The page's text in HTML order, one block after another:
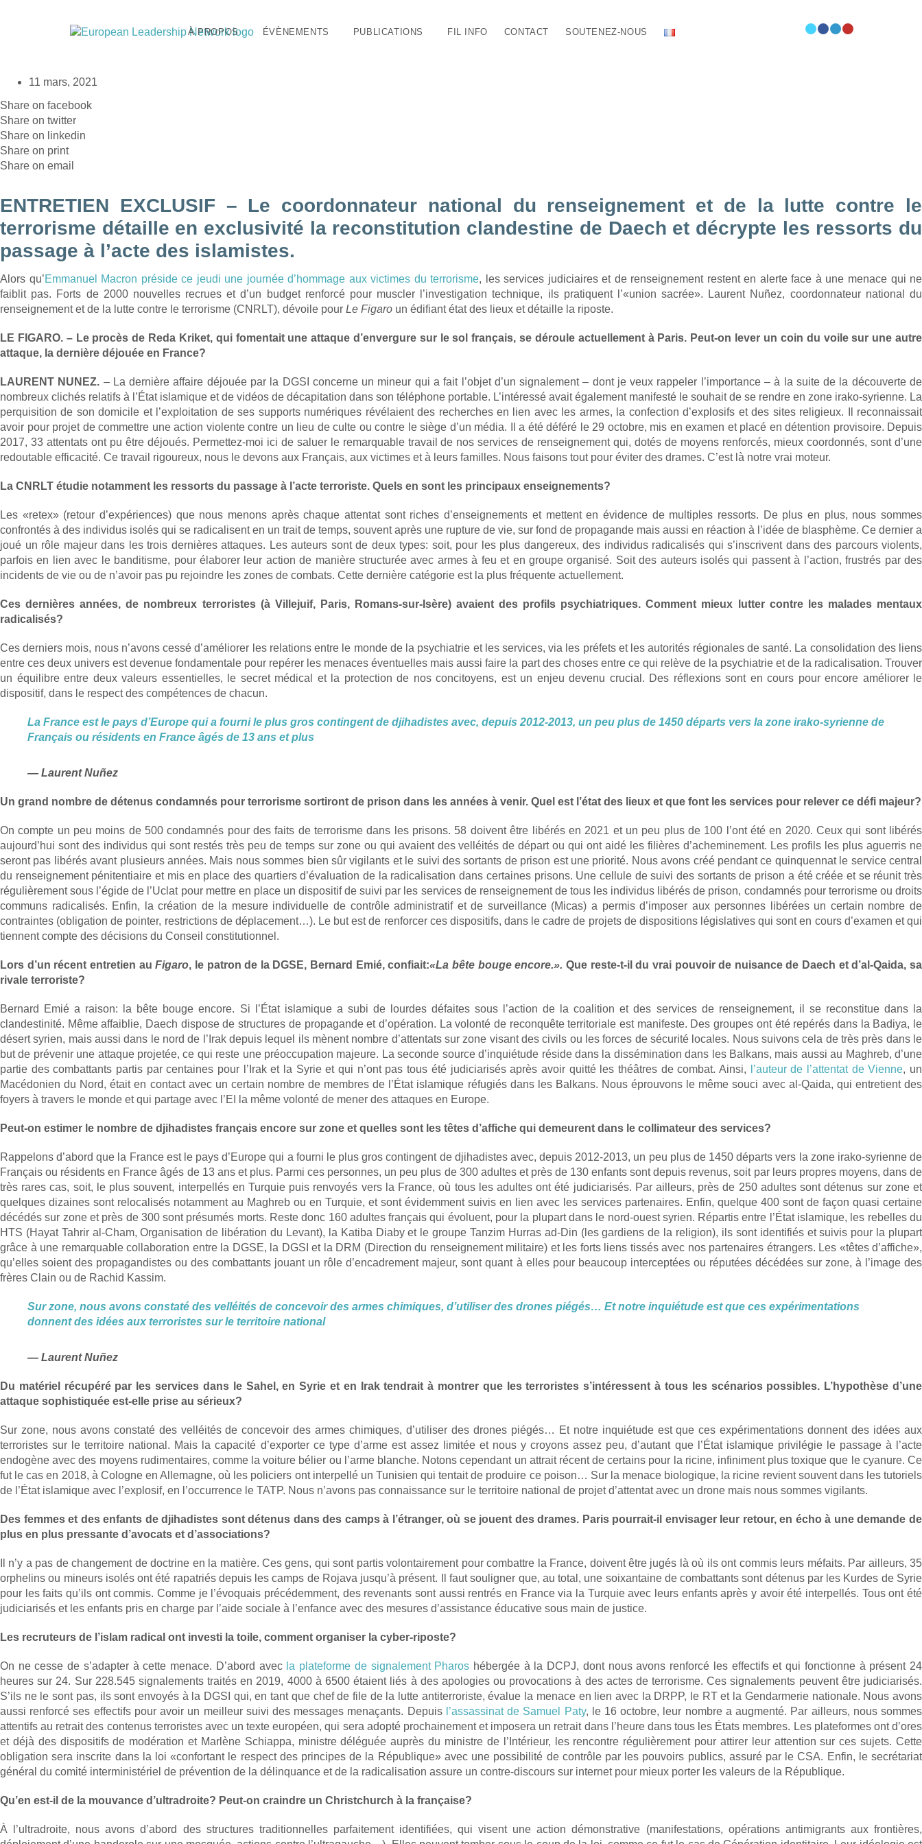
À PROPOS ÉVÈNEMENTS PUBLICATIONS FIL INFO CONTACT SOUTENEZ-NOUS
11 mars, 2021
Share on facebook
Share on twitter
Share on linkedin
Share on print
Share on email
ENTRETIEN EXCLUSIF – Le coordonnateur national du renseignement et de la lutte contre le
terrorisme détaille en exclusivité la reconstitution clandestine de Daech et décrypte les ressorts du
passage à l’acte des islamistes.
Alors qu’Emmanuel Macron préside ce jeudi une journée d’hommage aux victimes du terrorisme, les services judiciaires et de renseignement restent en alerte face à une menace qui ne
faiblit pas. Forts de 2000 nouvelles recrues et d’un budget renforcé pour muscler l’investigation technique, ils pratiquent l’«union sacrée». Laurent Nuñez, coordonnateur national du
renseignement et de la lutte contre le terrorisme (CNRLT), dévoile pour Le Figaro un édifiant état des lieux et détaille la riposte.
LE FIGARO. – Le procès de Reda Kriket, qui fomentait une attaque d’envergure sur le sol français, se déroule actuellement à Paris. Peut-on lever un coin du voile sur une autre
attaque, la dernière déjouée en France?
LAURENT NUNEZ. – La dernière affaire déjouée par la DGSI concerne un mineur qui a fait l’objet d’un signalement – dont je veux rappeler l’importance – à la suite de la découverte de
nombreux clichés relatifs à l’État islamique et de vidéos de décapitation dans son téléphone portable. L’intéressé avait également manifesté le souhait de se rendre en zone irako-syrienne. La
perquisition de son domicile et l’exploitation de ses supports numériques révélaient des recherches en lien avec les armes, la confection d’explosifs et des sites religieux. Il reconnaissait
avoir pour projet de commettre une action violente contre un lieu de culte ou contre le siège d’un média. Il a été déféré le 29 octobre, mis en examen et placé en détention provisoire. Depuis
2017, 33 attentats ont pu être déjoués. Permettez-moi ici de saluer le remarquable travail de nos services de renseignement qui, dotés de moyens renforcés, mieux coordonnés, sont d’une
redoutable efficacité. Ce travail rigoureux, nous le devons aux Français, aux victimes et à leurs familles. Nous faisons tout pour éviter des drames. C’est là notre vrai moteur.
La CNRLT étudie notamment les ressorts du passage à l’acte terroriste. Quels en sont les principaux enseignements?
Les «retex» (retour d’expériences) que nous menons après chaque attentat sont riches d’enseignements et mettent en évidence de multiples ressorts. De plus en plus, nous sommes
confrontés à des individus isolés qui se radicalisent en un trait de temps, souvent après une rupture de vie, sur fond de propagande mais aussi en réaction à l’idée de blasphème. Ce dernier a
joué un rôle majeur dans les trois dernières attaques. Les auteurs sont de deux types: soit, pour les plus dangereux, des individus radicalisés qui s’inscrivent dans des parcours violents,
parfois en lien avec le banditisme, pour élaborer leur action de manière structurée avec armes à feu et en groupe organisé. Soit des auteurs isolés qui passent à l’action, frustrés par des
incidents de vie ou de n’avoir pas pu rejoindre les zones de combats. Cette dernière catégorie est la plus fréquente actuellement.
Ces dernières années, de nombreux terroristes (à Villejuif, Paris, Romans-sur-Isère) avaient des profils psychiatriques. Comment mieux lutter contre les malades mentaux
radicalisés?
Ces derniers mois, nous n’avons cessé d’améliorer les relations entre le monde de la psychiatrie et les services, via les préfets et les autorités régionales de santé. La consolidation des liens
entre ces deux univers est devenue fondamentale pour repérer les menaces éventuelles mais aussi faire la part des choses entre ce qui relève de la psychiatrie et de la radicalisation. Trouver
un équilibre entre deux valeurs essentielles, le secret médical et la protection de nos concitoyens, est un enjeu devenu crucial. Des réflexions sont en cours pour encore améliorer le
dispositif, dans le respect des compétences de chacun.
La France est le pays d’Europe qui a fourni le plus gros contingent de djihadistes avec, depuis 2012-2013, un peu plus de 1450 départs vers la zone irako-syrienne de
Français ou résidents en France âgés de 13 ans et plus
Laurent Nuñez
Un grand nombre de détenus condamnés pour terrorisme sortiront de prison dans les années à venir. Quel est l’état des lieux et que font les services pour relever ce défi majeur?
On compte un peu moins de 500 condamnés pour des faits de terrorisme dans les prisons. 58 doivent être libérés en 2021 et un peu plus de 100 l’ont été en 2020. Ceux qui sont libérés
aujourd’hui sont des individus qui sont restés très peu de temps sur zone ou qui avaient des velléités de départ ou qui ont aidé les filières d’acheminement. Les profils les plus aguerris ne
seront pas libérés avant plusieurs années. Mais nous sommes bien sûr vigilants et le suivi des sortants de prison est une priorité. Nous avons créé pendant ce quinquennat le service central
du renseignement pénitentiaire et mis en place des quartiers d’évaluation de la radicalisation dans certaines prisons. Une cellule de suivi des sortants de prison a été créée et se réunit très
régulièrement sous l’égide de l’Uclat pour mettre en place un dispositif de suivi par les services de renseignement de tous les individus libérés de prison, condamnés pour terrorisme ou droits
communs radicalisés. Enfin, la création de la mesure individuelle de contrôle administratif et de surveillance (Micas) a permis d’imposer aux personnes libérées un certain nombre de
contraintes (obligation de pointer, restrictions de déplacement…). Le but est de renforcer ces dispositifs, dans le cadre de projets de dispositions législatives qui sont en cours d’examen et qui
tiennent compte des décisions du Conseil constitutionnel.
Lors d’un récent entretien auFigaro, le patron de la DGSE, Bernard Emié, confiait:«La bête bouge encore.». Que reste-t-il du vrai pouvoir de nuisance de Daech et d’al-Qaida, sa
rivale terroriste?
Bernard Emié a raison: la bête bouge encore. Si l’État islamique a subi de lourdes défaites sous l’action de la coalition et des services de renseignement, il se reconstitue dans la
clandestinité. Même affaiblie, Daech dispose de structures de propagande et d’opération. La volonté de reconquête territoriale est manifeste. Des groupes ont été repérés dans la Badiya, le
désert syrien, mais aussi dans le nord de l’Irak depuis lequel ils mènent nombre d’attentats sur zone visant des civils ou les forces de sécurité locales. Nous suivons cela de très près dans le
but de prévenir une attaque projetée, ce qui reste une préoccupation majeure. La seconde source d’inquiétude réside dans la dissémination dans les Balkans, mais aussi au Maghreb, d’une
partie des combattants partis par centaines pour l’Irak et la Syrie et qui n’ont pas tous été judiciarisés après avoir quitté les théâtres de combat. Ainsi,
l’auteur de l’attentat de Vienne, un
Macédonien du Nord, était en contact avec un certain nombre de membres de l’État islamique réfugiés dans les Balkans. Nous éprouvons le même souci avec al-Qaida, qui entretient des
foyers à travers le monde et qui partage avec l’EI la même volonté de mener des attaques en Europe.
Peut-on estimer le nombre de djihadistes français encore sur zone et quelles sont les têtes d’affiche qui demeurent dans le collimateur des services?
Rappelons d’abord que la France est le pays d’Europe qui a fourni le plus gros contingent de djihadistes avec, depuis 2012-2013, un peu plus de 1450 départs vers la zone irako-syrienne de
Français ou résidents en France âgés de 13 ans et plus. Parmi ces personnes, un peu plus de 300 adultes et près de 130 enfants sont depuis revenus, soit par leurs propres moyens, dans de
très rares cas, soit, le plus souvent, interpellés en Turquie puis renvoyés vers la France, où tous les adultes ont été judiciarisés. Par ailleurs, près de 250 adultes sont détenus sur zone et
quelques dizaines sont relocalisés notamment au Maghreb ou en Turquie, et sont évidemment suivis en lien avec les services partenaires. Enfin, quelque 400 sont de façon quasi certaine
décédés sur zone et près de 300 sont présumés morts. Reste donc 160 adultes français qui évoluent, pour la plupart dans le nord-ouest syrien. Répartis entre l’État islamique, les rebelles du
HTS (Hayat Tahrir al-Cham, Organisation de libération du Levant), la Katiba Diaby et le groupe Tanzim Hurras ad-Din (les gardiens de la religion), ils sont identifiés et suivis pour la plupart
grâce à une remarquable collaboration entre la DGSE, la DGSI et la DRM (Direction du renseignement militaire) et les forts liens tissés avec nos partenaires étrangers. Les «têtes d’affiche»,
qu’elles soient des propagandistes ou des combattants jouant un rôle d’encadrement majeur, sont quant à elles pour beaucoup interceptées ou réputées décédées sur zone, à l’image des
frères Clain ou de Rachid Kassim.
Sur zone, nous avons constaté des velléités de concevoir des armes chimiques, d’utiliser des drones piégés… Et notre inquiétude est que ces expérimentations
donnent des idées aux terroristes sur le territoire national
Laurent Nuñez
Du matériel récupéré par les services dans le Sahel, en Syrie et en Irak tendrait à montrer que les terroristes s’intéressent à tous les scénarios possibles. L’hypothèse d’une
attaque sophistiquée est-elle prise au sérieux?
Sur zone, nous avons constaté des velléités de concevoir des armes chimiques, d’utiliser des drones piégés… Et notre inquiétude est que ces expérimentations donnent des idées aux
terroristes sur le territoire national. Mais la capacité d’exporter ce type d’arme est assez limitée et nous y croyons assez peu, d’autant que l’État islamique privilégie le passage à l’acte
endogène avec des moyens rudimentaires, comme la voiture bélier ou l’arme blanche. Notons cependant un attrait récent de certains pour la ricine, infiniment plus toxique que le cyanure. Ce
fut le cas en 2018, à Cologne en Allemagne, où les policiers ont interpellé un Tunisien qui tentait de produire ce poison… Sur la menace biologique, la ricine revient souvent dans les tutoriels
de l’État islamique avec l’explosif, en l’occurrence le TATP. Nous n’avons pas connaissance sur le territoire national de projet d’attentat avec un drone mais nous sommes vigilants.
Des femmes et des enfants de djihadistes sont détenus dans des camps à l’étranger, où se jouent des drames. Paris pourrait-il envisager leur retour, en écho à une demande de
plus en plus pressante d’avocats et d’associations?
Il n’y a pas de changement de doctrine en la matière. Ces gens, qui sont partis volontairement pour combattre la France, doivent être jugés là où ils ont commis leurs méfaits. Par ailleurs, 35
orphelins ou mineurs isolés ont été rapatriés depuis les camps de Rojava jusqu’à présent. Il faut souligner que, au total, une soixantaine de combattants sont détenus par les Kurdes de Syrie
pour les faits qu’ils ont commis. Comme je l’évoquais précédemment, des revenants sont aussi rentrés en France via la Turquie avec leurs enfants après y avoir été interpellés. Tous ont été
judiciarisés et les enfants pris en charge par l’aide sociale à l’enfance avec des mesures d’assistance éducative sous main de justice.
Les recruteurs de l’islam radical ont investi la toile, comment organiser la cyber-riposte?
On ne cesse de s’adapter à cette menace. D’abord avec la plateforme de signalement Pharos hébergée à la DCPJ, dont nous avons renforcé les effectifs et qui fonctionne à présent 24
heures sur 24. Sur 228.545 signalements traités en 2019, 4000 à 6500 étaient liés à des apologies ou provocations à des actes de terrorisme. Ces signalements peuvent être judiciarisés.
S’ils ne le sont pas, ils sont envoyés à la DGSI qui, en tant que chef de file de la lutte antiterroriste, évalue la menace en lien avec la DRPP, le RT et la Gendarmerie nationale. Nous avons
aussi renforcé ses effectifs pour avoir un meilleur suivi des messages menaçants. Depuis l’assassinat de Samuel Paty, le 16 octobre, leur nombre a augmenté. Par ailleurs, nous sommes
attentifs au retrait des contenus terroristes avec un texte européen, qui sera adopté prochainement et imposera un retrait dans l’heure dans tous les États membres. Les plateformes ont d’ores
et déjà des dispositifs de modération et Marlène Schiappa, ministre déléguée auprès du ministre de l’Intérieur, les rencontre régulièrement pour attirer leur attention sur ces sujets. Cette
obligation sera inscrite dans la loi «confortant le respect des principes de la République» avec une possibilité de contrôle par les pouvoirs publics, assuré par le CSA. Enfin, le secrétariat
général du comité interministériel de prévention de la délinquance et de la radicalisation assure un contre-discours sur internet pour mieux porter les valeurs de la République.
Qu’en est-il de la mouvance d’ultradroite? Peut-on craindre un Christchurch à la française?
À l’ultradroite, nous avons d’abord des structures traditionnelles parfaitement identifiées, qui visent une action démonstrative (manifestations, opérations antimigrants aux frontières,